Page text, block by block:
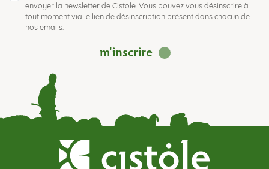
envoyer la newsletter de Cistole. Vous pouvez vous désinscrire à
tout moment via le lien de désinscription présent dans chacun de
nos emails.
m'inscrire